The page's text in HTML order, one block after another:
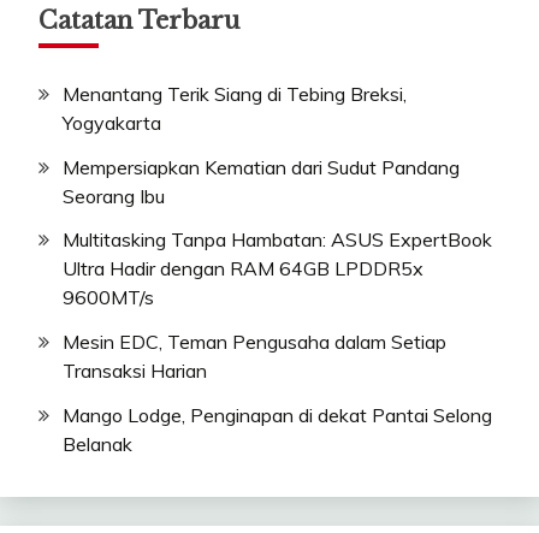
Catatan Terbaru
Menantang Terik Siang di Tebing Breksi,
Yogyakarta
Mempersiapkan Kematian dari Sudut Pandang
Seorang Ibu
Multitasking Tanpa Hambatan: ASUS ExpertBook
Ultra Hadir dengan RAM 64GB LPDDR5x
9600MT/s
Mesin EDC, Teman Pengusaha dalam Setiap
Transaksi Harian
Mango Lodge, Penginapan di dekat Pantai Selong
Belanak